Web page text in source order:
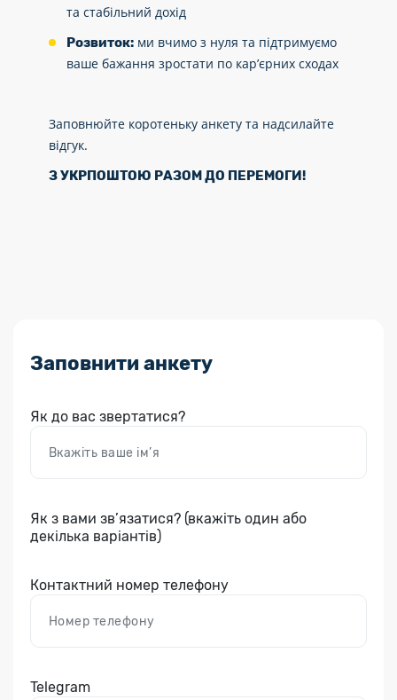
та стабільний дохід
Розвиток: ми вчимо з нуля та підтримуємо
ваше бажання зростати по кар’єрних сходах
Заповнюйте коротеньку анкету та надсилайте
відгук.
З УКРПОШТОЮ РАЗОМ ДО ПЕРЕМОГИ!
Заповнити анкету
Як до вас звертатися?
Як з вами зв’язатися? (вкажіть один або
декілька варіантів)
Контактний номер телефону
Telegram